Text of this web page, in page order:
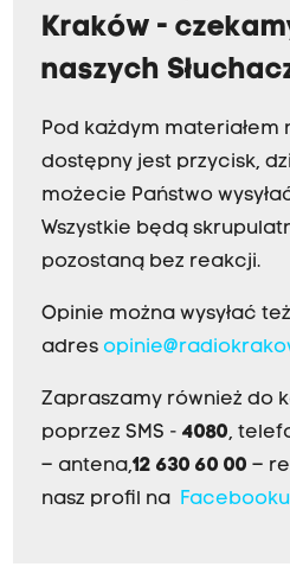
Kraków -
naszych
Pod każdym materiałem
dostępny jest przycisk,
możecie Państwo
Wszystkie będą
pozostaną bez reakcji.
Opinie można wysyłać
adres
Zapraszamy również do
poprzez SMS - 4080,
– antena,12 630 60 00 –
nasz profil na
Facebooku